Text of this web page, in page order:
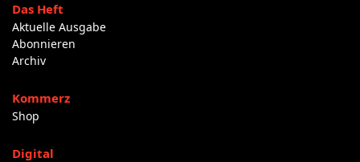
Das Heft
Aktuelle Ausgabe
Abonnieren
Archiv
Kommerz
Shop
Digital